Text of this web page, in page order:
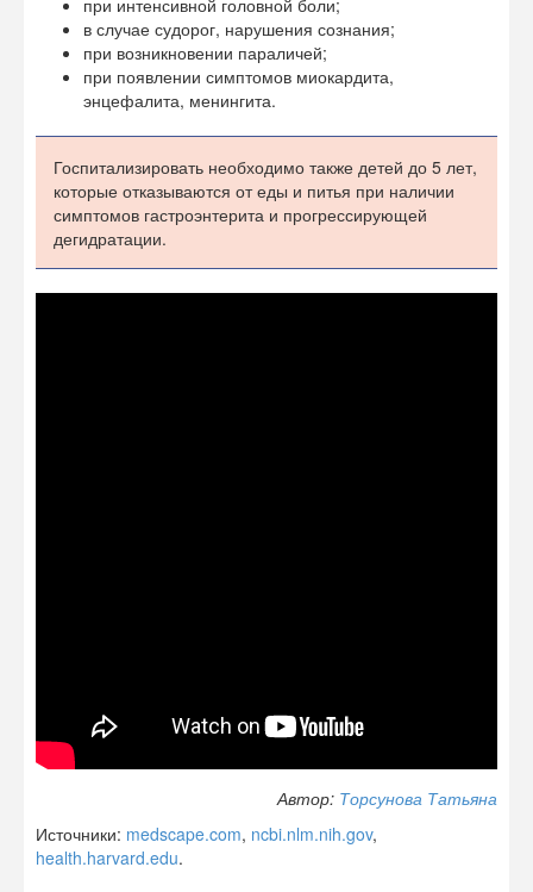
при интенсивной головной боли;
в случае судорог, нарушения сознания;
при возникновении параличей;
при появлении симптомов миокардита,
энцефалита, менингита.
Госпитализировать необходимо также детей до 5 лет,
которые отказываются от еды и питья при наличии
симптомов гастроэнтерита и прогрессирующей
дегидратации.
Автор: Торсунова Татьяна
Источники: medscape.com, ncbi.nlm.nih.gov,
health.harvard.edu.